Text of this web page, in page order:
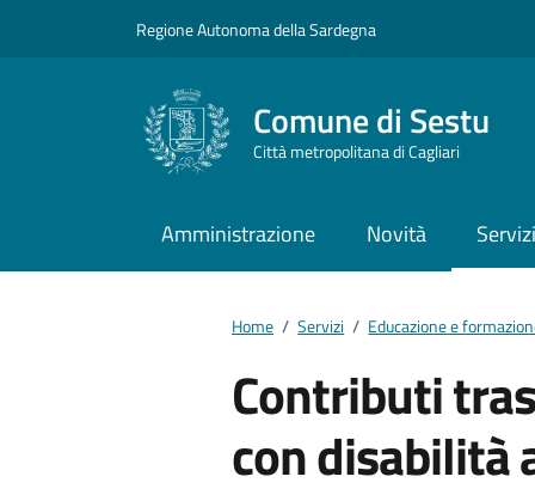
Regione Autonoma della Sardegna
Comune di Sestu
Città metropolitana di Cagliari
Amministrazione Novità
Home / Servizi / Educazione e
Contributi
con disabilità